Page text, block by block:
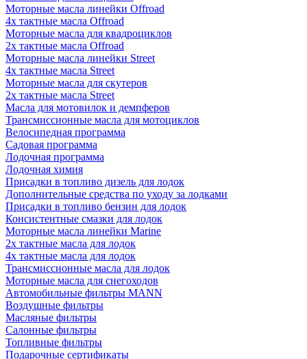
Моторные масла линейки Offroad
4х тактные масла Offroad
Моторные масла для квадроциклов
2х тактные масла Offroad
Моторные масла линейки Street
4х тактные масла Street
Моторные масла для скутеров
2х тактные масла Street
Масла для мотовилок и демпферов
Трансмиссионные масла для мотоциклов
Велосипедная программа
Садовая программа
Лодочная программа
Лодочная химия
Присадки в топливо дизель для лодок
Дополнительные средства по уходу за лодками
Присадки в топливо бензин для лодок
Консистентные смазки для лодок
Моторные масла линейки Marine
2х тактные масла для лодок
4х тактные масла для лодок
Трансмиссионные масла для лодок
Моторные масла для снегоходов
Автомобильные фильтры MANN
Воздушные фильтры
Масляные фильтры
Салонные фильтры
Топливные фильтры
Подарочные сертификаты